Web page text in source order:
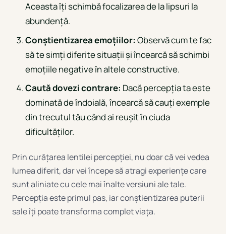
Aceasta îți schimbă focalizarea de la lipsuri la
abundență.
Conștientizarea emoțiilor: Observă cum te fac
să te simți diferite situații și încearcă să schimbi
emoțiile negative în altele constructive.
Caută dovezi contrare: Dacă percepția ta este
dominată de îndoială, încearcă să cauți exemple
din trecutul tău când ai reușit în ciuda
dificultăților.
Prin curățarea lentilei percepției, nu doar că vei vedea
lumea diferit, dar vei începe să atragi experiențe care
sunt aliniate cu cele mai înalte versiuni ale tale.
Percepția este primul pas, iar conștientizarea puterii
sale îți poate transforma complet viața.